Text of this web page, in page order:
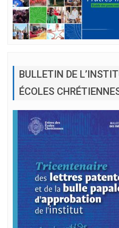
BULLETIN DE
ÉCOLES